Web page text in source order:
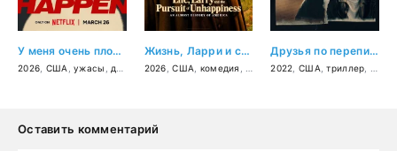
У меня очень плохое предчувствие
2026 США ,ужасы драма
Жизнь, Ларри и стремление к несчастью: Почти история Америки
2026 ,США комедия история
Друзья по переписке
2022 США ,триллер
Оставить комментарий